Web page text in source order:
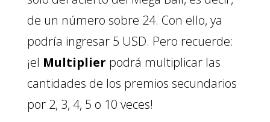
de un número sobre 24. Con ello, ya
podría ingresar 5 USD. Pero recuerde:
¡el Multiplier podrá multiplicar las
cantidades de los premios secundarios
por 2, 3, 4, 5 o 10 veces!